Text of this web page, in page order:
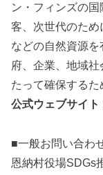
ン・フィンズの
客、次世代のた
などの自然資源
府、企業、地域
たって確保するた
公式ウェブサイト
■一般お問い合わ
恩納村役場SDGs